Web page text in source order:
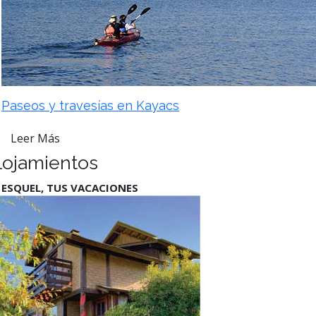
Paseos y travesías en Kayacs
Leer Más
TUS VACACIONES